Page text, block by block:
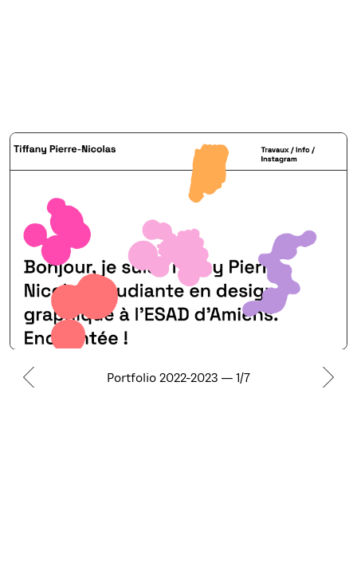
Portfolio 2022-2023 — 1/7